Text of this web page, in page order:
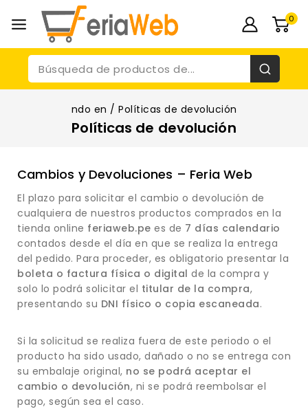
0
ndo en / Políticas de devolución
Políticas de devolución
Cambios y Devoluciones – Feria Web
El plazo para solicitar el cambio o devolución de
cualquiera de nuestros productos comprados en la
tienda online feriaweb.pe es de 7 días calendario
contados desde el día en que se realiza la entrega
del pedido. Para proceder, es obligatorio presentar la
boleta o factura física o digital de la compra y
solo lo podrá solicitar el titular de la compra,
presentando su DNI físico o copia escaneada.
Si la solicitud se realiza fuera de este periodo o el
producto ha sido usado, dañado o no se entrega con
su embalaje original, no se podrá aceptar el
cambio o devolución, ni se podrá reembolsar el
pago, según sea el caso.